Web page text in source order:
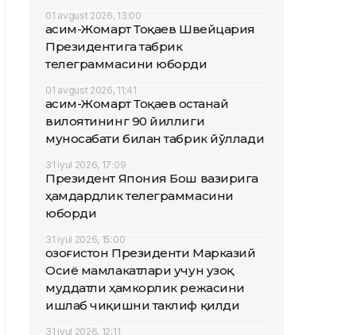
01 avgust 2026, 13:00
Қасим-Жомарт Тоқаев Швейцария
Президентига табрик
телеграммасини юборди
01 avgust 2026, 11:41
Қасим-Жомарт Тоқаев Қостанай
вилоятининг 90 йиллиги
муносабати билан табрик йўллади
31 iyul 2026, 17:09
Президент Япония Бош вазирига
ҳамдардлик телеграммасини
юборди
31 iyul 2026, 15:00
Қозоғистон Президенти Марказий
Осиё мамлакатлари учун узоқ
муддатли ҳамкорлик режасини
ишлаб чиқишни таклиф қилди
31 iyul 2026, 12:11